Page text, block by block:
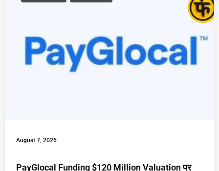
August 7, 2026
PayGlocal Funding $120 Million Valuation पर